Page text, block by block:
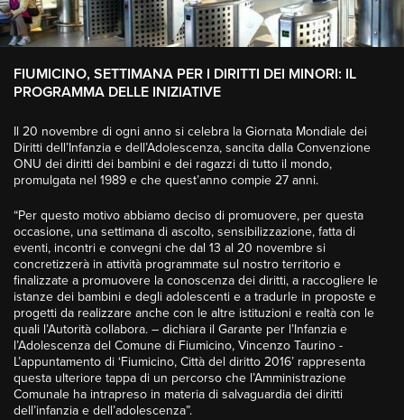
FIUMICINO, SETTIMANA PER I DIRITTI DEI MINORI: IL
PROGRAMMA DELLE INIZIATIVE
Il 20 novembre di ogni anno si celebra la Giornata Mondiale dei
Diritti dell’Infanzia e dell’Adolescenza, sancita dalla Convenzione
ONU dei diritti dei bambini e dei ragazzi di tutto il mondo,
promulgata nel 1989 e che quest’anno compie 27 anni.
“Per questo motivo abbiamo deciso di promuovere, per questa
occasione, una settimana di ascolto, sensibilizzazione, fatta di
eventi, incontri e convegni che dal 13 al 20 novembre si
concretizzerà in attività programmate sul nostro territorio e
finalizzate a promuovere la conoscenza dei diritti, a raccogliere le
istanze dei bambini e degli adolescenti e a tradurle in proposte e
progetti da realizzare anche con le altre istituzioni e realtà con le
quali l’Autorità collabora. – dichiara il Garante per l’Infanzia e
l’Adolescenza del Comune di Fiumicino, Vincenzo Taurino -
L’appuntamento di ‘Fiumicino, Città del diritto 2016’ rappresenta
questa ulteriore tappa di un percorso che l’Amministrazione
Comunale ha intrapreso in materia di salvaguardia dei diritti
dell’infanzia e dell’adolescenza”.